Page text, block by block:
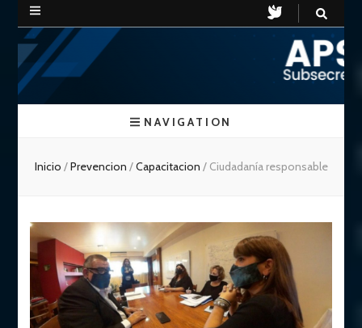
APSV
Chubut
Subsecretaria de Seguridad Vial
NAVIGATION
Inicio /Prevencion /Capacitacion / Ciudadanía responsable